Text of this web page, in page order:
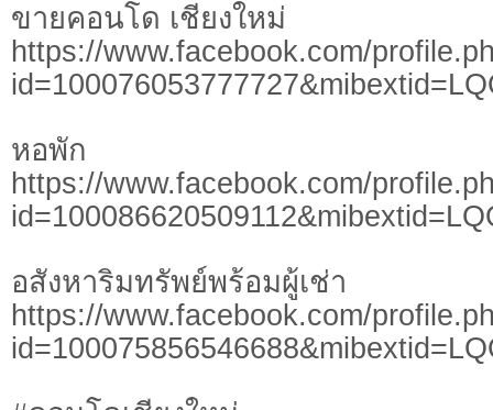
ขายคอนโด เชียงใหม่
https://www.facebook.com/
หอพัก
https://www.facebook.com/
อสังหาริมทรัพย์พร้อมผู้เช่า
https://www.facebook.com/